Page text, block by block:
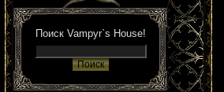
Поиск Vampyr`s House!